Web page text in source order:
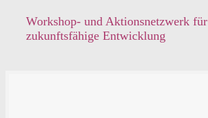
Workshop- und Aktionsnetzwerk für
zukunftsfähige Entwicklung